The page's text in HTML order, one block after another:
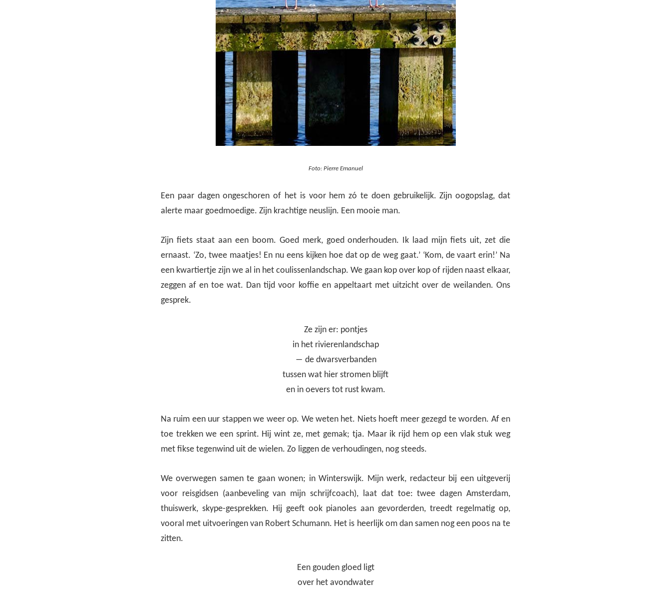
Foto: Pierre Emanuel
Een paar dagen ongeschoren of het is voor hem zó te doen gebruikelijk. Zijn oogopslag, dat
alerte maar goedmoedige. Zijn krachtige neuslijn. Een mooie man.
Zijn fiets staat aan een boom. Goed merk, goed onderhouden. Ik laad mijn fiets uit, zet die
ernaast. ‘Zo, twee maatjes! En nu eens kijken hoe dat op de weg gaat.’ ‘Kom, de vaart erin!’ Na
een kwartiertje zijn we al in het coulissenlandschap. We gaan kop over kop of rijden naast elkaar,
zeggen af en toe wat. Dan tijd voor koffie en appeltaart met uitzicht over de weilanden. Ons
gesprek.
Ze zijn er: pontjes
in het rivierenlandschap
― de dwarsverbanden
tussen wat hier stromen blijft
en in oevers tot rust kwam.
Na ruim een uur stappen we weer op. We weten het. Niets hoeft meer gezegd te worden. Af en
toe trekken we een sprint. Hij wint ze, met gemak; tja. Maar ik rijd hem op een vlak stuk weg
met fikse tegenwind uit de wielen. Zo liggen de verhoudingen, nog steeds.
We overwegen samen te gaan wonen; in Winterswijk. Mijn werk, redacteur bij een uitgeverij
voor reisgidsen (aanbeveling van mijn schrijfcoach), laat dat toe: twee dagen Amsterdam,
thuiswerk, skype-gesprekken. Hij geeft ook pianoles aan gevorderden, treedt regelmatig op,
vooral met uitvoeringen van Robert Schumann. Het is heerlijk om dan samen nog een poos na te
zitten.
Een gouden gloed ligt
over het avondwater